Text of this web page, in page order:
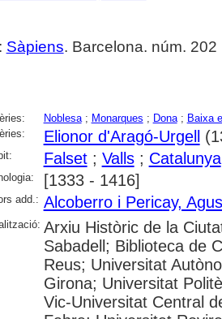
Sàpiens. Barcelona. núm.
Noblesa; Monarques ; Dona; Baixa
Elionor d'Aragó-Urgell
Falset; Valls; Catalunya
[1333 - 1416]
add.: Alcoberro i Pericay,
Arxiu Històric de la
Sabadell; Biblioteca de
Reus; Universitat
Girona; Universitat
Vic-Universitat Central